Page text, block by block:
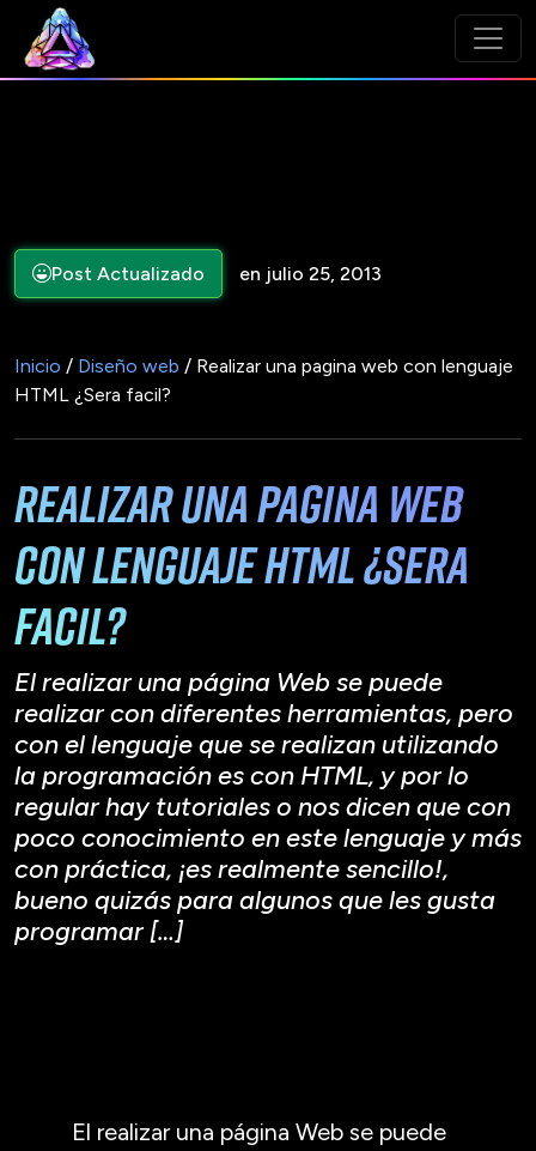
Post Actualizado en julio 25, 2013
Inicio / Diseño web / Realizar una pagina web con lenguaje
HTML ¿Sera facil?
Realizar una pagina web
con lenguaje HTML ¿Sera
facil?
El realizar una página Web se puede
realizar con diferentes herramientas, pero
con el lenguaje que se realizan utilizando
la programación es con HTML, y por lo
regular hay tutoriales o nos dicen que con
poco conocimiento en este lenguaje y más
con práctica, ¡es realmente sencillo!,
bueno quizás para algunos que les gusta
programar […]
El realizar una página Web se puede